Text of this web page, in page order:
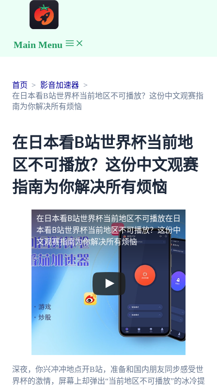
Main Menu
首页
影音加速器
在日本看B站世界杯当前地区不可播放？这份中文观赛指
南为你解决所有烦恼
在日本看B站世界杯当前地
区不可播放？这份中文观赛
指南为你解决所有烦恼
在日本看B站世界杯当前地区不可播放在日
本看B站世界杯当前地区不可播放？这份中
文观赛指南为你解决所有烦恼
深夜，你兴冲冲地点开B站，准备和国内朋友同步感受世
界杯的激情，屏幕上却弹出“当前地区不可播放”的冰冷提